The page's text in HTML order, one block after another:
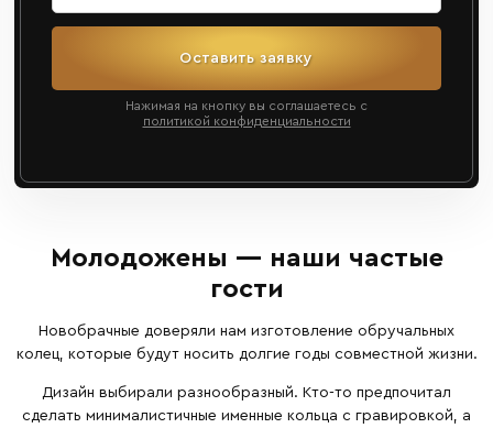
Оставить заявку
Нажимая на кнопку вы соглашаетесь с
политикой конфиденциальности
Молодожены — наши частые
гости
Новобрачные доверяли нам изготовление обручальных
колец, которые будут носить долгие годы совместной жизни.
Дизайн выбирали разнообразный. Кто-то предпочитал
сделать минималистичные именные кольца с гравировкой, а